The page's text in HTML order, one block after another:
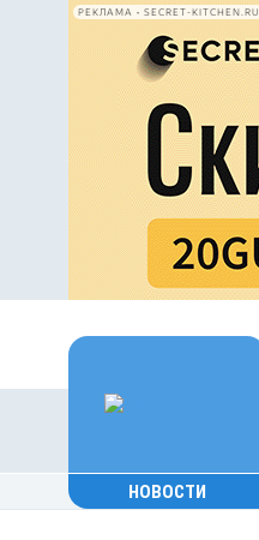
РЕКЛАМА • SECRET-KITCHEN.RU
НОВОСТИ